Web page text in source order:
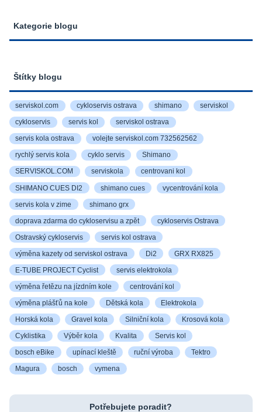
Kategorie blogu
Štítky blogu
serviskol.com cykloservis ostrava shimano serviskol
cykloservis servis kol serviskol ostrava
servis kola ostrava volejte serviskol.com 732562562
rychlý servis kola cyklo servis Shimano
SERVISKOL.COM serviskola centrovani kol
SHIMANO CUES DI2 shimano cues vycentrování kola
servis kola v zime shimano grx
doprava zdarma do cykloservisu a zpět cykloservis Ostrava
Ostravský cykloservis servis kol ostrava
výměna kazety od serviskol ostrava Di2 GRX RX825
E-TUBE PROJECT Cyclist servis elektrokola
výměna řetězu na jízdním kole centrování kol
výměna plášťů na kole Dětská kola Elektrokola
Horská kola Gravel kola Silniční kola Krosová kola
Cyklistika Výběr kola Kvalita Servis kol
bosch eBike upínací kleště ruční výroba Tektro
Magura bosch vymena
Potřebujete poradit?